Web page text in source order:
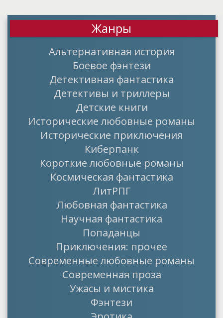
Жанры
Альтернативная история
Боевое фэнтези
Детективная фантастика
Детективы и триллеры
Детские книги
Исторические любовные романы
Исторические приключения
Киберпанк
Короткие любовные романы
Космическая фантастика
ЛитРПГ
Любовная фантастика
Научная фантастика
Попаданцы
Приключения: прочее
Современные любовные романы
Современная проза
Ужасы и мистика
Фэнтези